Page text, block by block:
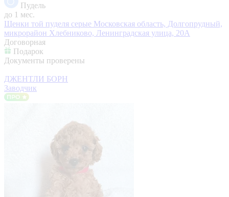
Пудель
до 1 мес.
Щенки той пуделя серые Московская область, Долгопрудный,
микрорайон Хлебниково, Ленинградская улица, 20А
Договорная
Подарок
Документы проверены
ДЖЕНТЛИ БОРН
Заводчик